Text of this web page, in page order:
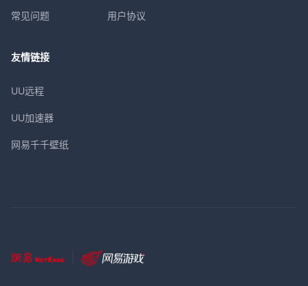
常见问题 用户协议
友情链接
UU远程
UU加速器
网易千千壁纸